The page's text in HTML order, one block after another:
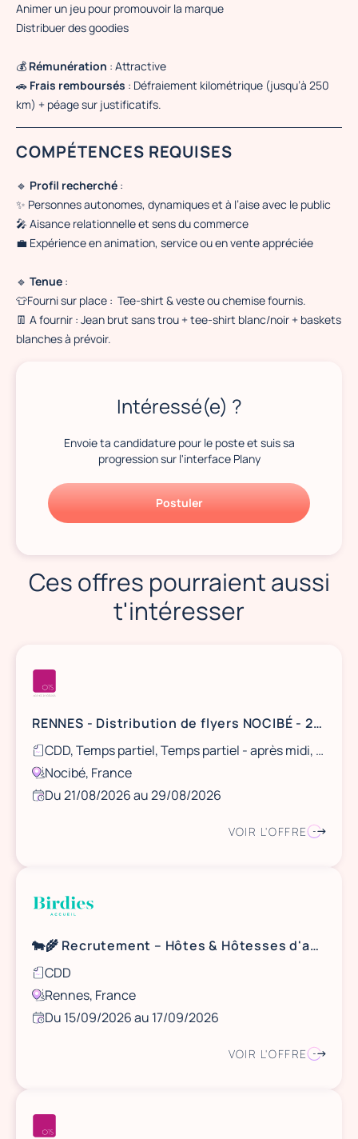
Animer un jeu pour promouvoir la marque
Distribuer des goodies
💰 Rémunération : Attractive
🚗 Frais remboursés : Défraiement kilométrique (jusqu’à 250
km) + péage sur justificatifs.
COMPÉTENCES REQUISES
🔹 Profil recherché :
✨ Personnes autonomes, dynamiques et à l’aise avec le public
🎤 Aisance relationnelle et sens du commerce
💼 Expérience en animation, service ou en vente appréciée
🔹 Tenue :
👕Fourni sur place : Tee-shirt & veste ou chemise fournis.
👖 A fournir : Jean brut sans trou + tee-shirt blanc/noir + baskets
blanches à prévoir.
Intéressé(e) ?
Envoie ta candidature pour le poste et suis sa
progression sur l'interface Plany
Postuler
Ces offres pourraient aussi
t'intéresser
RENNES - Distribution de flyers NOCIBÉ - 21 et 22 août / 28 et 29 août
CDD, Temps partiel, Temps partiel - après midi, Ponctuel
Nocibé, France
Du 21/08/2026 au 29/08/2026
VOIR L'OFFRE
🐄🌾 Recrutement – Hôtes & Hôtesses d'accueil (H/F) 🚜✨
CDD
Rennes, France
Du 15/09/2026 au 17/09/2026
VOIR L'OFFRE